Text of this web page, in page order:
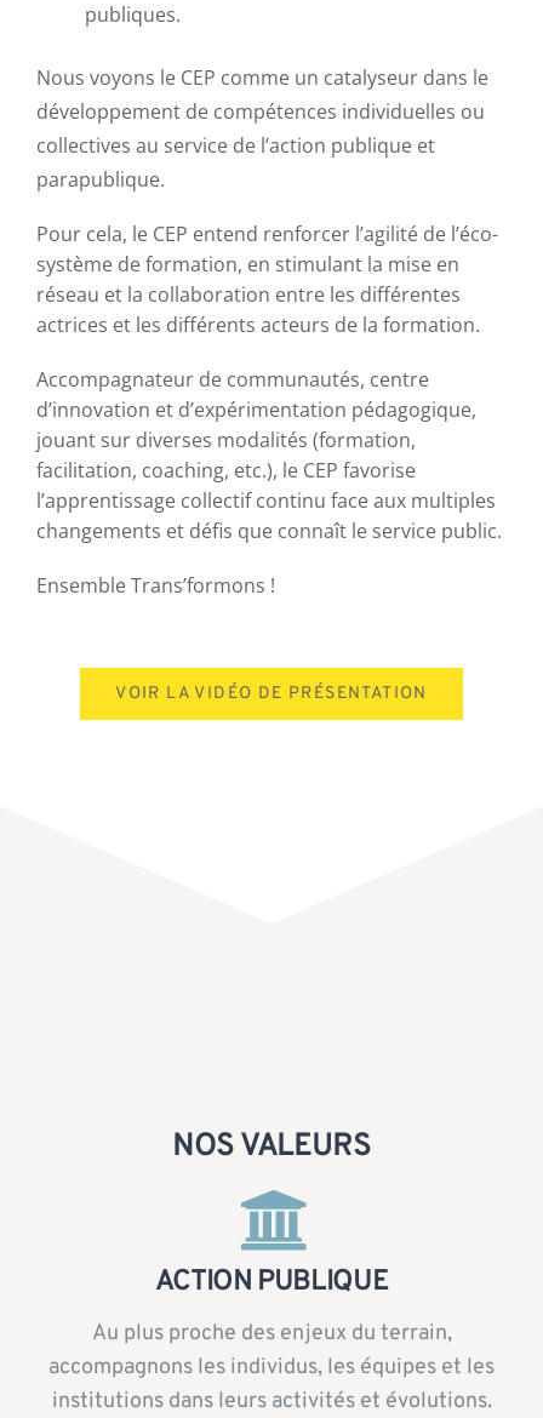
publiques.
Nous voyons le CEP comme un catalyseur dans le
développement de compétences individuelles ou
collectives au service de l’action publique et
parapublique.
Pour cela, le CEP entend renforcer l’agilité de l’éco-
système de formation, en stimulant la mise en
réseau et la collaboration entre les différentes
actrices et les différents acteurs de la formation.
Accompagnateur de communautés, centre
d’innovation et d’expérimentation pédagogique,
jouant sur diverses modalités (formation,
facilitation, coaching, etc.), le CEP favorise
l’apprentissage collectif continu face aux multiples
changements et défis que connaît le service public.
Ensemble Trans’formons !
VOIR LA VIDÉO DE PRÉSENTATION
NOS VALEURS
ACTION PUBLIQUE
Au plus proche des enjeux du terrain,
accompagnons les individus, les équipes et les
institutions dans leurs activités et évolutions.